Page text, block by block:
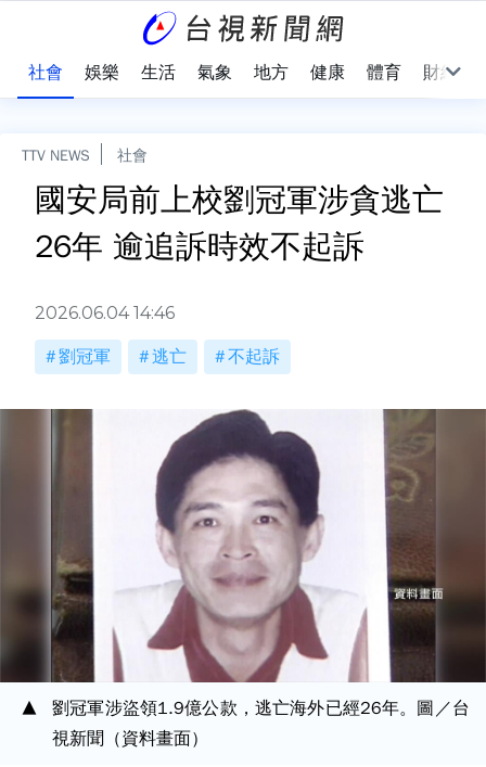
社會 娛樂 生活 氣象 地方 健康 體育 財經
TTV NEWS 社會
國安局前上校劉冠軍涉貪逃亡
26年 逾追訴時效不起訴
2026.06.04 14:46
劉冠軍 逃亡 不起訴
劉冠軍涉盜領1.9億公款，逃亡海外已經26年。圖／台
視新聞（資料畫面）